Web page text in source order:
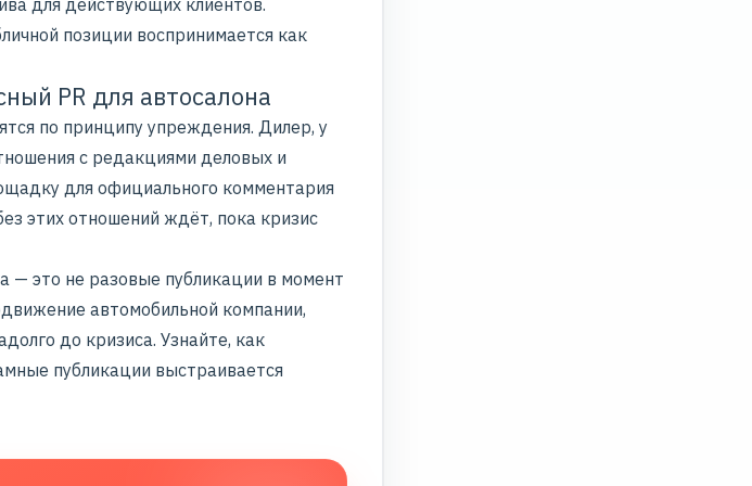
для действующих клиентов.
позиции воспринимается как
PR для автосалона
по принципу упреждения. Дилер, у
с редакциями деловых и
для официального комментария
этих отношений ждёт, пока кризис
— это не разовые публикации в момент
автомобильной компании,
до кризиса. Узнайте, как
публикации выстраивается